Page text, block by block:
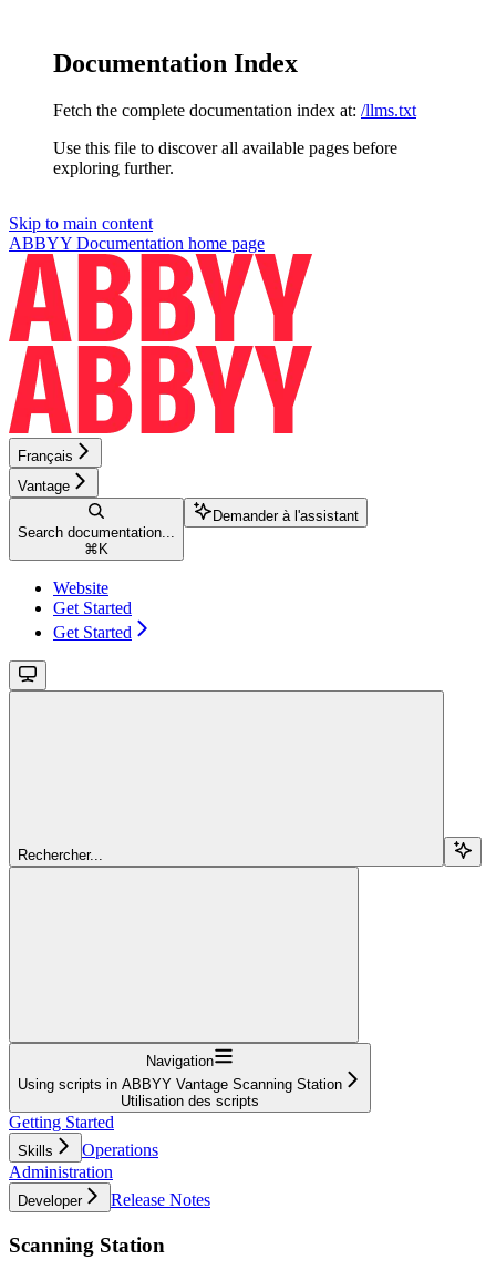
Documentation Index
Fetch the complete documentation index at: /llms.txt
Use this file to discover all available pages before
exploring further.
Skip to main content
ABBYY Documentation home page
Français
Vantage
Search documentation...
⌘ K
Demander à l'assistant
Website
Get Started
Get Started
Rechercher...
Navigation
Using scripts in ABBYY Vantage Scanning Station
Utilisation des scripts
Getting Started
Skills
Operations
Administration
Developer Release Notes
Scanning Station